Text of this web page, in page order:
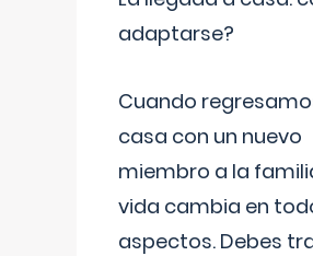
adaptarse?
Cuando
casa con un nuevo
miembro a la
vida cambia en
aspectos. Debes